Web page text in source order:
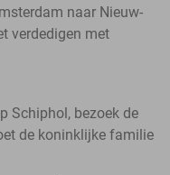
naar Nieuw-
verdedigen met
Schiphol, bezoek de
de koninklijke familie